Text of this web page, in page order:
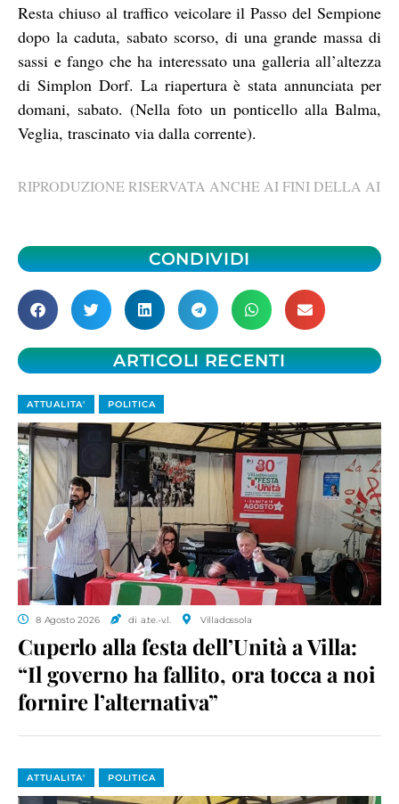
Resta chiuso al traffico veicolare il Passo del Sempione
dopo la caduta, sabato scorso, di una grande massa di
sassi e fango che ha interessato una galleria all’altezza
di Simplon Dorf. La riapertura è stata annunciata per
domani, sabato. (Nella foto un ponticello alla Balma,
Veglia, trascinato via dalla corrente).
RIPRODUZIONE RISERVATA ANCHE AI FINI DELLA AI
CONDIVIDI
ARTICOLI RECENTI
ATTUALITA' POLITICA
8 Agosto 2026 di a.te.-v.l. Villadossola
Cuperlo alla festa dell’Unità a Villa:
“Il governo ha fallito, ora tocca a noi
fornire l’alternativa”
ATTUALITA' POLITICA